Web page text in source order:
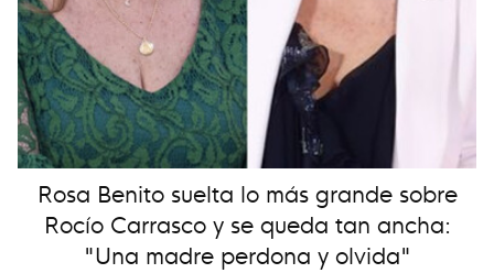
Rosa Benito suelta lo más grande sobre
Rocío Carrasco y se queda tan ancha:
"Una madre perdona y olvida"